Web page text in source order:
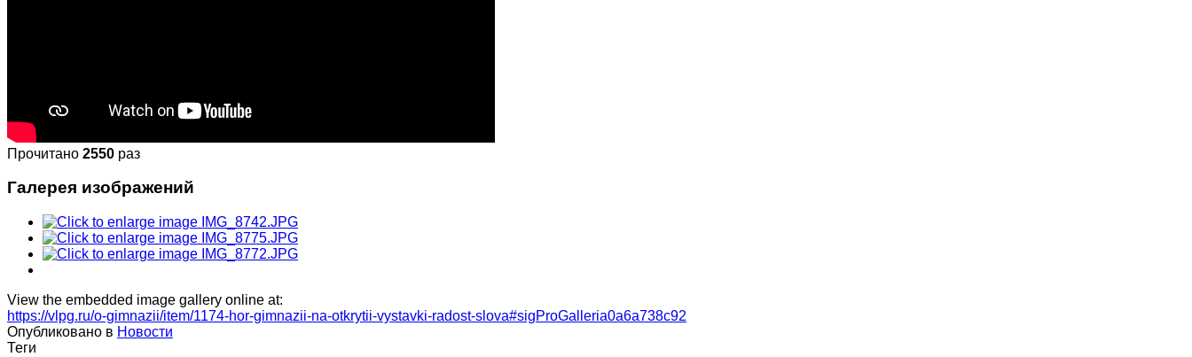
Прочитано 2550 раз
Галерея изображений
View the embedded image gallery online at:
https://vlpg.ru/o-gimnazii/item/1174-hor-gimnazii-na-otkrytii-vystavki-radost-slova#sigProGalleria0a6a738c92
Опубликовано в Новости
Теги